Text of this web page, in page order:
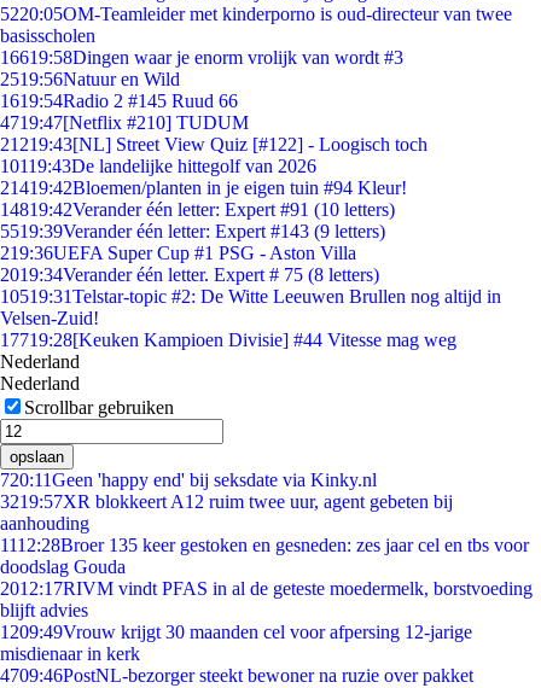
5220:05OM-Teamleider met kinderporno is oud-directeur van twee
basisscholen
16619:58Dingen waar je enorm vrolijk van wordt #3
2519:56Natuur en Wild
1619:54Radio 2 #145 Ruud 66
4719:47[Netflix #210] TUDUM
21219:43[NL] Street View Quiz [#122] - Loogisch toch
10119:43De landelijke hittegolf van 2026
21419:42Bloemen/planten in je eigen tuin #94 Kleur!
14819:42Verander één letter: Expert #91 (10 letters)
5519:39Verander één letter: Expert #143 (9 letters)
219:36UEFA Super Cup #1 PSG - Aston Villa
2019:34Verander één letter. Expert # 75 (8 letters)
10519:31Telstar-topic #2: De Witte Leeuwen Brullen nog altijd in
Velsen-Zuid!
17719:28[Keuken Kampioen Divisie] #44 Vitesse mag weg
Nederland
Nederland
Scrollbar gebruiken
opslaan
720:11Geen 'happy end' bij seksdate via Kinky.nl
3219:57XR blokkeert A12 ruim twee uur, agent gebeten bij
aanhouding
1112:28Broer 135 keer gestoken en gesneden: zes jaar cel en tbs voor
doodslag Gouda
2012:17RIVM vindt PFAS in al de geteste moedermelk, borstvoeding
blijft advies
1209:49Vrouw krijgt 30 maanden cel voor afpersing 12-jarige
misdienaar in kerk
4709:46PostNL-bezorger steekt bewoner na ruzie over pakket